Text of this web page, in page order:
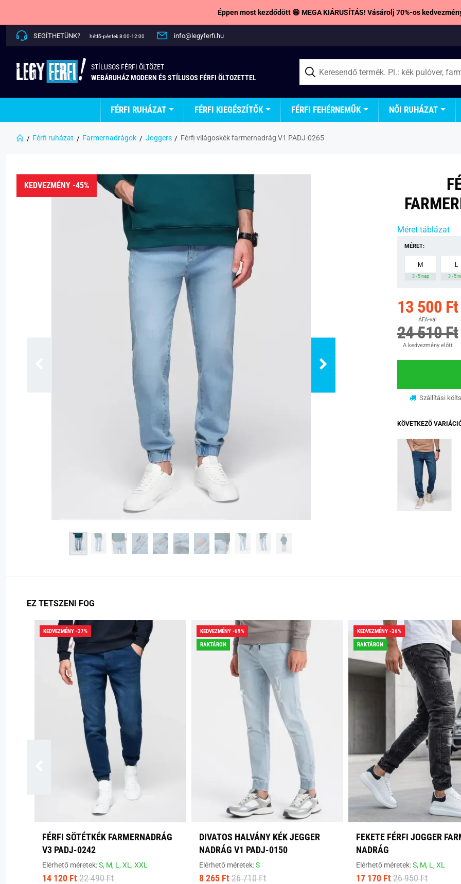
Éppen most kezdődött 😁 MEGA KIÁRUSÍTÁS! Vásárolj 70%-os
SEGÍTHETÜNK? hétfő-péntek 8:00-12:00 info@legyferfi.hu
STÍLUSOS FÉRFI ÖLTÖZET
WEBÁRUHÁZ MODERN ÉS STÍLUSOS FÉRFI ÖLTOZETTEL
FÉRFI RUHÁZAT FÉRFI KIEGÉSZÍTŐK FÉRFI FEHÉRNEMŰK NŐI RUHÁZAT
Férfi ruházat Farmernadrágok Joggers Férfi világoskék farmernadrág V1 PADJ-0265
KEDVEZMÉNY -45%
Méret táblázat
MÉRET:
M
3 - 5 nap
L
3 - 5
13 500 Ft
ÁFA-val
24 510 Ft
A kedvezmény előtt
Szállítási
KÖVETKEZŐ
EZ TETSZENI FOG
KEDVEZMÉNY -37%
FÉRFI SÖTÉTKÉK FARMERNADRÁG
V3 PADJ-0242
Elérhető méretek:S, M, L,XL,XXL
14 120 Ft 22 490 Ft
KEDVEZMÉNY -69%
RAKTÁRON
DIVATOS HALVÁNY KÉK JEGGER
NADRÁG V1 PADJ-0150
Elérhető méretek:S
8 265 Ft 26 710 Ft
KEDVEZMÉNY -36%
RAKTÁRON
FEKETE FÉRFI JOGGER
NADRÁG
Elérhető méretek:S, M, L,XL
17 170 Ft 26 950 Ft